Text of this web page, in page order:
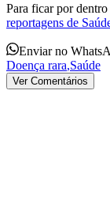
Para ficar por
reportagens de
Enviar no
Doença rara,Saúde
Ver Comentários